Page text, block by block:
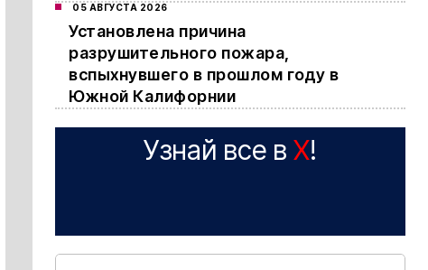
05 АВГУСТА 2026
Установлена причина
разрушительного пожара,
вспыхнувшего в прошлом году в
Южной Калифорнии
Узнай все в X!